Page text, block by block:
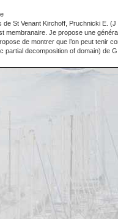
St Venant Kirchoff, Pruchnicki E.
membranaire. Je propose une
de montrer que l’on peut tenir
partial decomposition of domain) de